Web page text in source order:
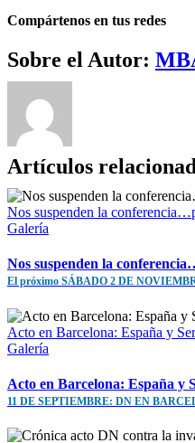
Compártenos en tus redes
Facebook
Twitter
WhatsApp
Telegram
Correo
electrónico
Sobre el Autor:
Artículos
Nos suspenden la
Galería
Nos suspenden la
El próximo SÁBADO 2 DE
Acto en Barcelona: España y
Galería
Acto en Barcelona: España y
11 DE SEPTIEMBRE: DN EN